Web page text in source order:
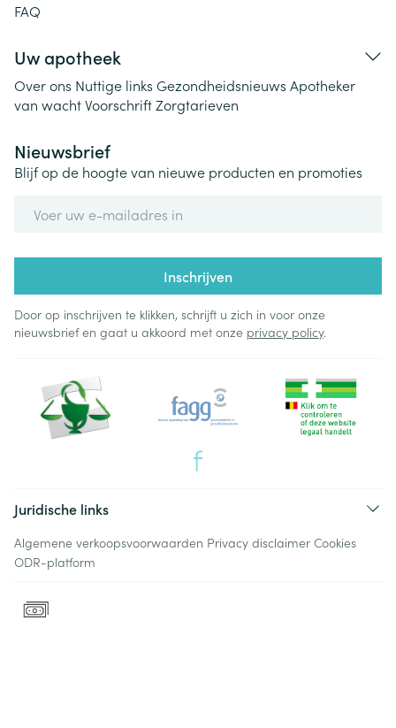
FAQ
Uw apotheek
Over ons Nuttige links Gezondheidsnieuws Apotheker
van wachtVoorschriftZorgtarieven
Nieuwsbrief
Blijf op de hoogte van nieuwe producten en promoties
Inschrijven
Door op inschrijven te klikken, schrijft u zich in voor onze
nieuwsbrief en gaat u akkoord met onze privacy policy.
Juridische links
Algemene verkoopsvoorwaarden Privacy disclaimer Cookies
ODR-platform